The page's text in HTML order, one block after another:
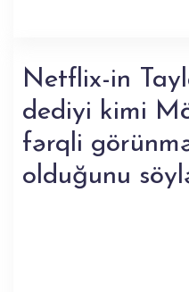
Netflix-in
dediyi kimi
fərqli
olduğunu